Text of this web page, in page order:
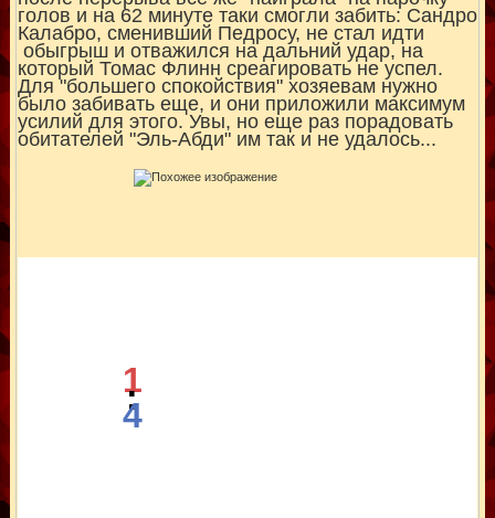
голов и на 62 минуте таки смогли забить: Сандро
Калабро, сменивший Педросу, не стал идти
обыгрыш и отважился на дальний удар, на
который Томас Флинн среагировать не успел.
Для "большего спокойствия" хозяевам нужно
было забивать еще, и они приложили максимум
усилий для этого. Увы, но еще раз порадовать
обитателей "Эль-Абди" им так и не удалось...
1
:
4